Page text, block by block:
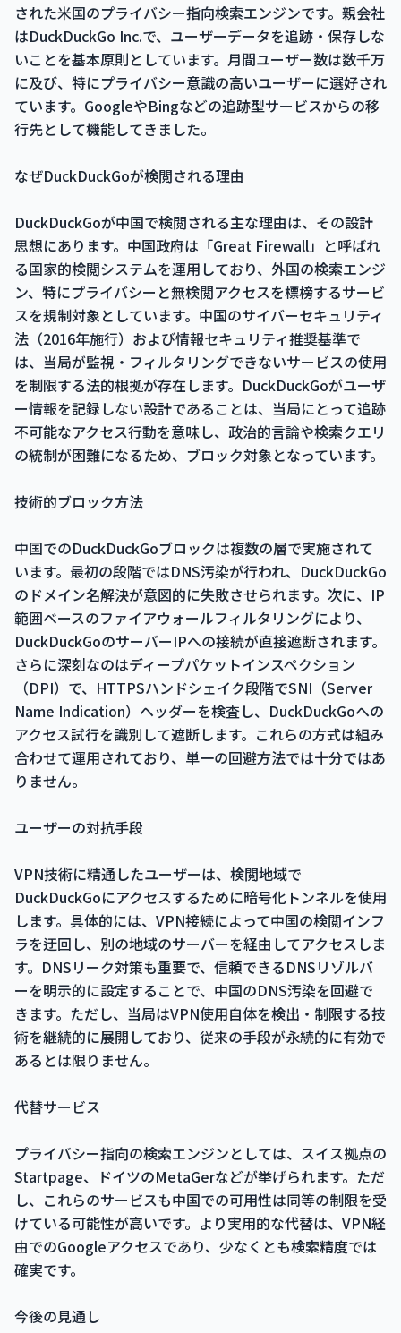
された米国のプライバシー指向検索エンジンです。親会社
はDuckDuckGo Inc.で、ユーザーデータを追跡・保存しな
いことを基本原則としています。月間ユーザー数は数千万
に及び、特にプライバシー意識の高いユーザーに選好され
ています。GoogleやBingなどの追跡型サービスからの移
行先として機能してきました。
なぜDuckDuckGoが検閲される理由
DuckDuckGoが中国で検閲される主な理由は、その設計
思想にあります。中国政府は「Great Firewall」と呼ばれ
る国家的検閲システムを運用しており、外国の検索エンジ
ン、特にプライバシーと無検閲アクセスを標榜するサービ
スを規制対象としています。中国のサイバーセキュリティ
法（2016年施行）および情報セキュリティ推奨基準で
は、当局が監視・フィルタリングできないサービスの使用
を制限する法的根拠が存在します。DuckDuckGoがユーザ
ー情報を記録しない設計であることは、当局にとって追跡
不可能なアクセス行動を意味し、政治的言論や検索クエリ
の統制が困難になるため、ブロック対象となっています。
技術的ブロック方法
中国でのDuckDuckGoブロックは複数の層で実施されて
います。最初の段階ではDNS汚染が行われ、DuckDuckGo
のドメイン名解決が意図的に失敗させられます。次に、IP
範囲ベースのファイアウォールフィルタリングにより、
DuckDuckGoのサーバーIPへの接続が直接遮断されます。
さらに深刻なのはディープパケットインスペクション
（DPI）で、HTTPSハンドシェイク段階でSNI（Server
Name Indication）ヘッダーを検査し、DuckDuckGoへの
アクセス試行を識別して遮断します。これらの方式は組み
合わせて運用されており、単一の回避方法では十分ではあ
りません。
ユーザーの対抗手段
VPN技術に精通したユーザーは、検閲地域で
DuckDuckGoにアクセスするために暗号化トンネルを使用
します。具体的には、VPN接続によって中国の検閲インフ
ラを迂回し、別の地域のサーバーを経由してアクセスしま
す。DNSリーク対策も重要で、信頼できるDNSリゾルバ
ーを明示的に設定することで、中国のDNS汚染を回避で
きます。ただし、当局はVPN使用自体を検出・制限する技
術を継続的に展開しており、従来の手段が永続的に有効で
あるとは限りません。
代替サービス
プライバシー指向の検索エンジンとしては、スイス拠点の
Startpage、ドイツのMetaGerなどが挙げられます。ただ
し、これらのサービスも中国での可用性は同等の制限を受
けている可能性が高いです。より実用的な代替は、VPN経
由でのGoogleアクセスであり、少なくとも検索精度では
確実です。
今後の見通し